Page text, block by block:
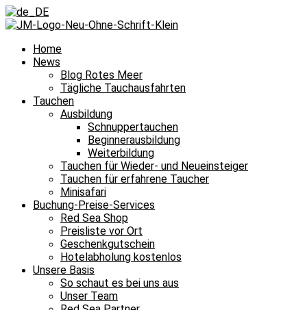
Home
News
Blog Rotes Meer
Tägliche Tauchausfahrten
Tauchen
Ausbildung
Schnuppertauchen
Beginnerausbildung
Weiterbildung
Tauchen für Wieder- und Neueinsteiger
Tauchen für erfahrene Taucher
Minisafari
Buchung-Preise-Services
Red Sea Shop
Preisliste vor Ort
Geschenkgutschein
Hotelabholung kostenlos
Unsere Basis
So schaut es bei uns aus
Unser Team